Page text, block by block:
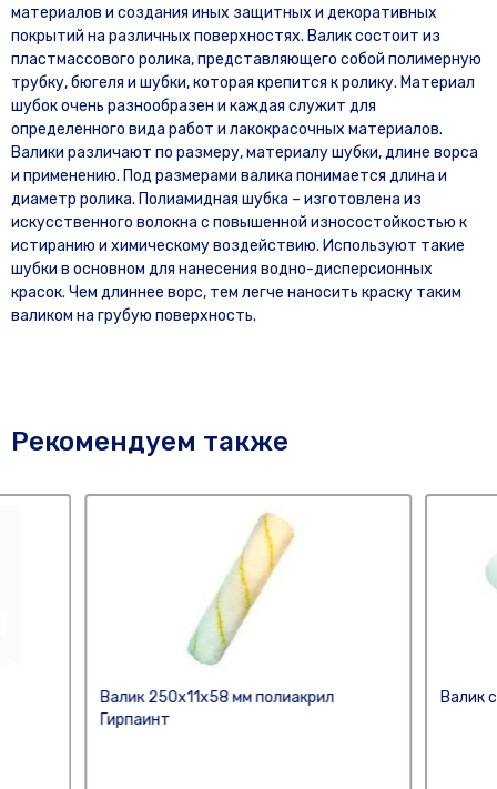
материалов и создания иных защитных и декоративных
покрытий на различных поверхностях. Валик состоит из
пластмассового ролика, представляющего собой полимерную
трубку, бюгеля и шубки, которая крепится к ролику. Материал
шубок очень разнообразен и каждая служит для
определенного вида работ и лакокрасочных материалов.
Валики различают по размеру, материалу шубки, длине ворса
и применению. Под размерами валика понимается длина и
диаметр ролика. Полиамидная шубка – изготовлена из
искусственного волокна с повышенной износостойкостью к
истиранию и химическому воздействию. Используют такие
шубки в основном для нанесения водно-дисперсионных
красок. Чем длиннее ворс, тем легче наносить краску таким
валиком на грубую поверхность.
Рекомендуем также
Валик 250х11х58 мм полиакрил
Гирпаинт
Валик